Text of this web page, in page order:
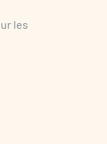
les